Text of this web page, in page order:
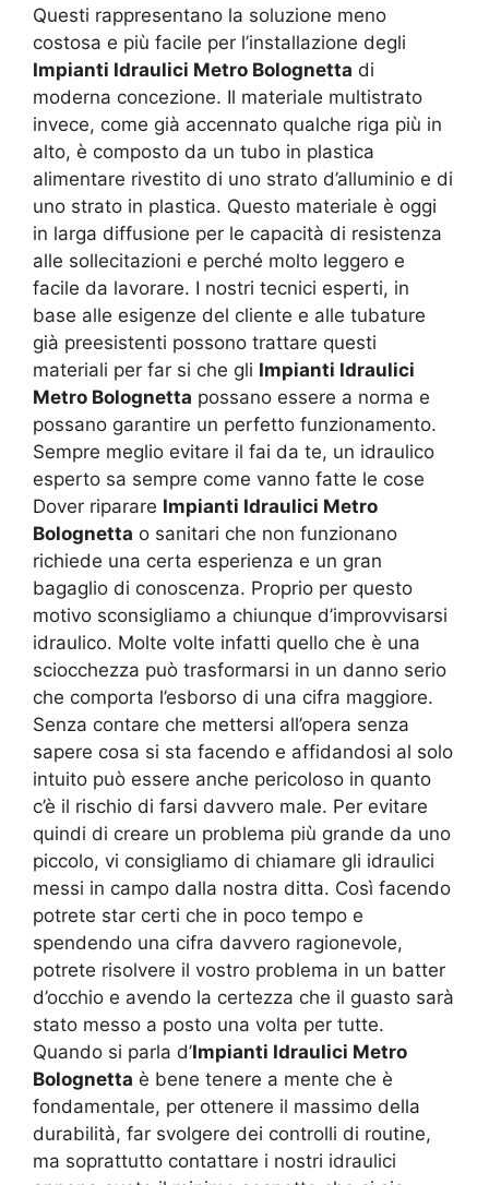
Questi rappresentano la soluzione meno
costosa e più facile per l’installazione degli
Impianti Idraulici Metro Bolognetta di
moderna concezione. Il materiale multistrato
invece, come già accennato qualche riga più in
alto, è composto da un tubo in plastica
alimentare rivestito di uno strato d’alluminio e di
uno strato in plastica. Questo materiale è oggi
in larga diffusione per le capacità di resistenza
alle sollecitazioni e perché molto leggero e
facile da lavorare. I nostri tecnici esperti, in
base alle esigenze del cliente e alle tubature
già preesistenti possono trattare questi
materiali per far si che gli Impianti Idraulici
Metro Bolognetta possano essere a norma e
possano garantire un perfetto funzionamento.
Sempre meglio evitare il fai da te, un idraulico
esperto sa sempre come vanno fatte le cose
Dover riparare Impianti Idraulici Metro
Bolognetta o sanitari che non funzionano
richiede una certa esperienza e un gran
bagaglio di conoscenza. Proprio per questo
motivo sconsigliamo a chiunque d’improvvisarsi
idraulico. Molte volte infatti quello che è una
sciocchezza può trasformarsi in un danno serio
che comporta l’esborso di una cifra maggiore.
Senza contare che mettersi all’opera senza
sapere cosa si sta facendo e affidandosi al solo
intuito può essere anche pericoloso in quanto
c’è il rischio di farsi davvero male. Per evitare
quindi di creare un problema più grande da uno
piccolo, vi consigliamo di chiamare gli idraulici
messi in campo dalla nostra ditta. Così facendo
potrete star certi che in poco tempo e
spendendo una cifra davvero ragionevole,
potrete risolvere il vostro problema in un batter
d’occhio e avendo la certezza che il guasto sarà
stato messo a posto una volta per tutte.
Quando si parla d’Impianti Idraulici Metro
Bolognetta è bene tenere a mente che è
fondamentale, per ottenere il massimo della
durabilità, far svolgere dei controlli di routine,
ma soprattutto contattare i nostri idraulici